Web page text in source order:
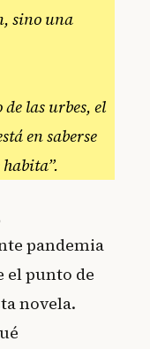
sino una
las urbes, el
en saberse
pandemia
el punto de
novela.